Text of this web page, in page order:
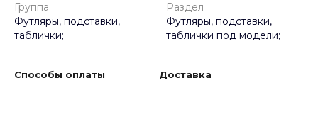
Группа
Футляры, подставки,
таблички;
Раздел
Футляры, подставки,
таблички под модели;
Способы оплаты Доставка